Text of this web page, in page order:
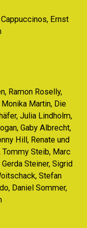
Ernst
Ramon Roselly,
Martin, Die
Julia Lindholm,
Gaby Albrecht,
Hill, Renate und
Steib, Marc
Steiner, Sigrid
Stefan
Daniel Sommer,